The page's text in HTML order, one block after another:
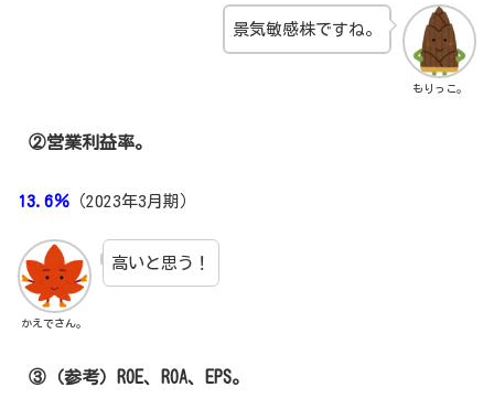
もりっこ。
景気敏感株ですね。
②営業利益率。
13.6％ （2023年3月期）
かえでさん。
高いと思う！
③（参考）ROE、ROA、EPS。